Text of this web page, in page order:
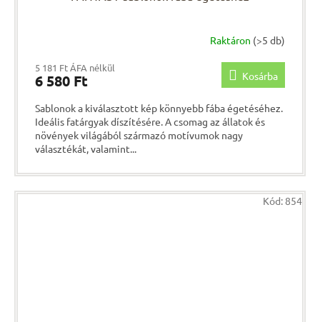
Raktáron (>5 db)
5 181 Ft ÁFA nélkül
6 580 Ft Kosárba
Sablonok a kiválasztott kép könnyebb fába égetéséhez.
Ideális fatárgyak díszítésére. A csomag az állatok és
növények világából származó motívumok nagy
választékát, valamint...
Kód:854